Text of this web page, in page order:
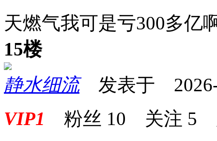
天燃气我可是亏300多亿
15楼
静水细流发表于 2026-
VIP1 粉丝 10 关注 5